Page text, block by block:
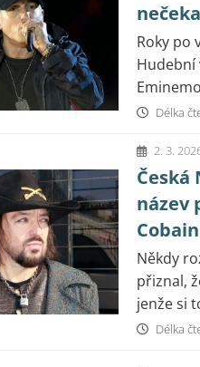
Roky po
Hudební
Délka
2. 3.
Česká
název
Cobain
Někdy
přiznal,
jenže si
Délka